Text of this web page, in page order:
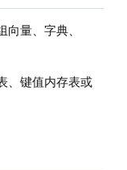
向量、 字典、
、键值内存表或